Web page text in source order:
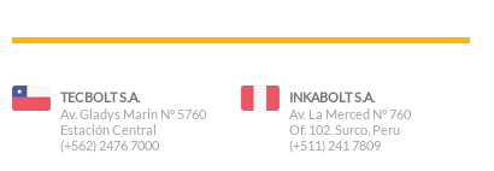
TECBOLT S.A.
Av. Gladys Marin N° 5760
Estación Central
(+562) 2476 7000
INKABOLT S.A.
Av. La Merced N° 760
Of. 102. Surco, Peru
(+511) 241 7809